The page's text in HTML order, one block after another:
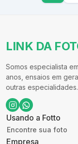
LINK DA
Somos especialista
anos, ensaios em
outras
Usando a Fotto
Encontre sua foto
Empresa